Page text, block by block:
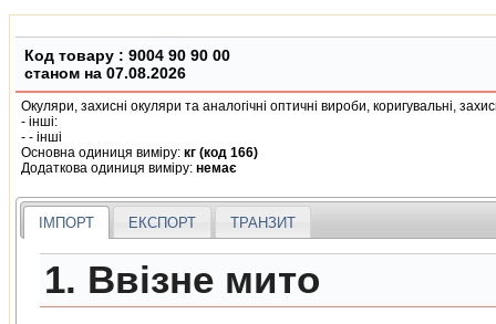
Код товару : 9004 90 90 00
станом на 07.08.2026
Окуляри, захиснi окуляри та аналогiчнi оптичнi вироби, коригувальнi,
- iншi:
- - iншi
Основна одиниця виміру: кг (код 166)
Додаткова одиниця виміру: немає
ІМПОРТ ЕКСПОРТ ТРАНЗИТ
1. Ввізне мито